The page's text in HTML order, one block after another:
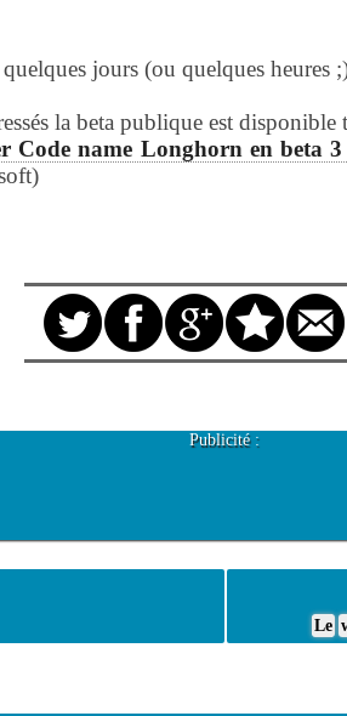
jours (ou quelques heures
la beta publique est
Code name Longhorn en beta
Publicité :
Le